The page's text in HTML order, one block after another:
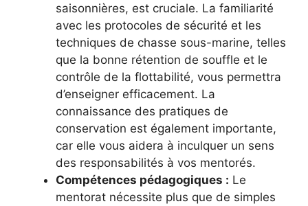
saisonnières, est cruciale. La familiarité
avec les protocoles de sécurité et les
techniques de chasse sous-marine, telles
que la bonne rétention de souffle et le
contrôle de la flottabilité, vous permettra
d’enseigner efficacement. La
connaissance des pratiques de
conservation est également importante,
car elle vous aidera à inculquer un sens
des responsabilités à vos mentorés.
Compétences pédagogiques : Le
mentorat nécessite plus que de simples